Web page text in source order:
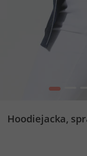
1
Hoodiejacka,